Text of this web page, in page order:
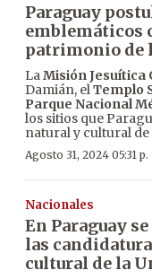
Paraguay
emblemáticos
patrimonio de
LaMisión Jesuítica
Damián, elTemplo
Parque Nacional
los sitios que
natural y cultural de
Agosto 31, 2024 05:31 p.
Nacionales
En Paraguay
las
cultural de la